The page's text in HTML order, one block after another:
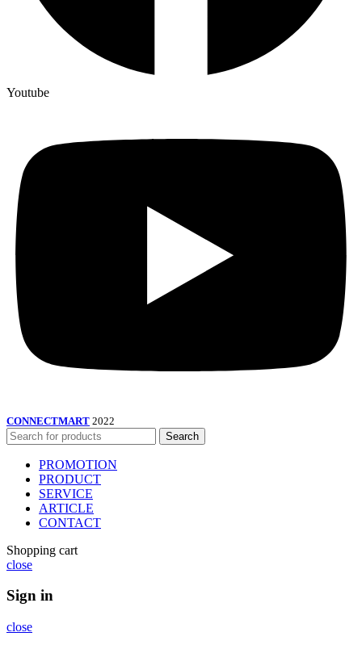
Youtube
CONNECTMART 2022
Search
PROMOTION
PRODUCT
SERVICE
ARTICLE
CONTACT
Shopping cart
close
Sign in
close